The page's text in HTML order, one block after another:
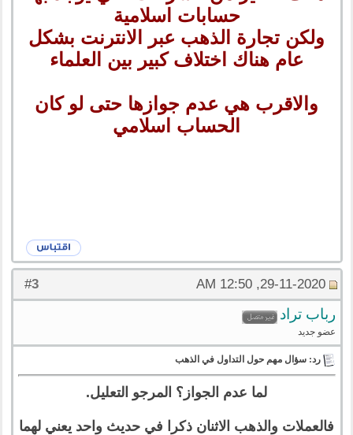
حسابات اسلامية
ولكن تجارة الذهب عبر الانترنت بشكل
عام هناك اختلاف كبير بين العلماء
والاقرب هي عدم جوازها حتى لو كان
الحساب اسلامي
#
3 29-11-2020, 12:50 AM
رباب تراد
عضو جديد
رد: سؤال مهم حول التداول في الذهب
لما عدم الجواز؟ المرجو التعليل.
فالعملات والذهب الاثنان ذكرا في حديث واحد يعني لهما